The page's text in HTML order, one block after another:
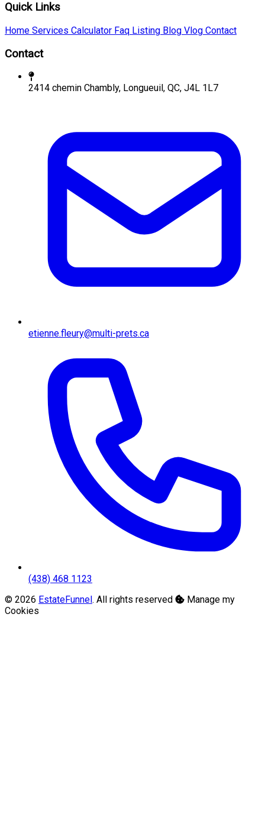
Quick Links
Home Services Calculator Faq Listing Blog Vlog Contact
Contact
2414 chemin Chambly, Longueuil, QC, J4L 1L7
etienne.fleury@multi-prets.ca
(438) 468 1123
© 2026 EstateFunnel . All rights reserved
Manage my
Cookies